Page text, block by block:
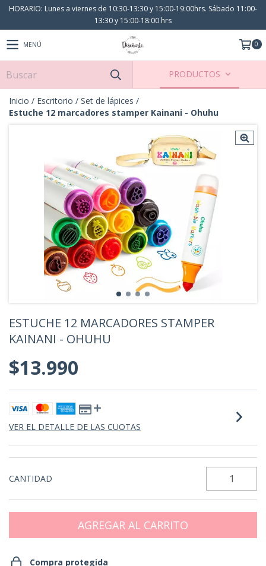
HORARIO: Lunes a viernes de 10:30-13:30 y 15:00-19:00hrs. Sábado 11:00-
13:30 y 15:00-18:00 hrs
MENÚ 0
PRODUCTOS
Inicio / Escritorio / Set de lápices /
Estuche 12 marcadores stamper Kainani - Ohuhu
ESTUCHE 12 MARCADORES STAMPER
KAINANI - OHUHU
$13.990
VER EL DETALLE DE LAS CUOTAS
CANTIDAD
Compra protegida